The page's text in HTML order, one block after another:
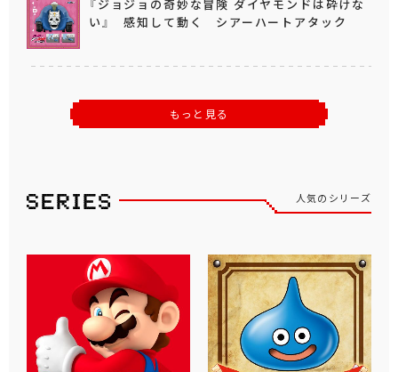
『ジョジョの奇妙な冒険 ダイヤモンドは砕けな
い』 感知して動く シアーハートアタック
もっと見る
人気のシリーズ